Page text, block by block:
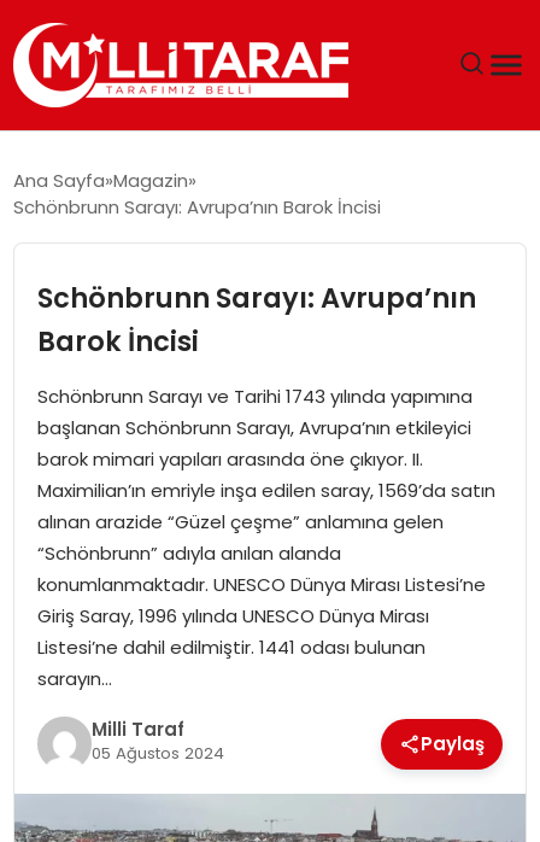
TEKNOLOJI
EKONOMI
SPOR
SIYASET
MAGAZIN
Ana Sayfa Magazin
Schönbrunn Sarayı: Avrupa’nın Barok İncisi
Schönbrunn Sarayı: Avrupa’nın
Barok İncisi
Schönbrunn Sarayı ve Tarihi 1743 yılında yapımına
başlanan Schönbrunn Sarayı, Avrupa’nın etkileyici
barok mimari yapıları arasında öne çıkıyor. II.
Maximilian’ın emriyle inşa edilen saray, 1569’da satın
alınan arazide “Güzel çeşme” anlamına gelen
“Schönbrunn” adıyla anılan alanda
konumlanmaktadır. UNESCO Dünya Mirası Listesi’ne
Giriş Saray, 1996 yılında UNESCO Dünya Mirası
Listesi’ne dahil edilmiştir. 1441 odası bulunan
sarayın…
Milli Taraf
05 Ağustos 2024 Paylaş